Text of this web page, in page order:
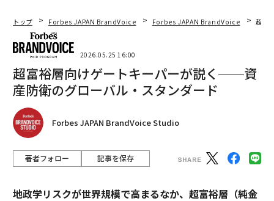
トップ Forbes JAPAN BrandVoice Forbes JAPAN BrandVoice 超富
2026.05.25 16:00
超富裕層向けゲートキーパーが説く──資
産防衛のグローバル・スタンダード
Forbes JAPAN BrandVoice Studio
著者フォロー 記事を保存
地政学リスクが世界規模で高まるなか、超富裕層（純金